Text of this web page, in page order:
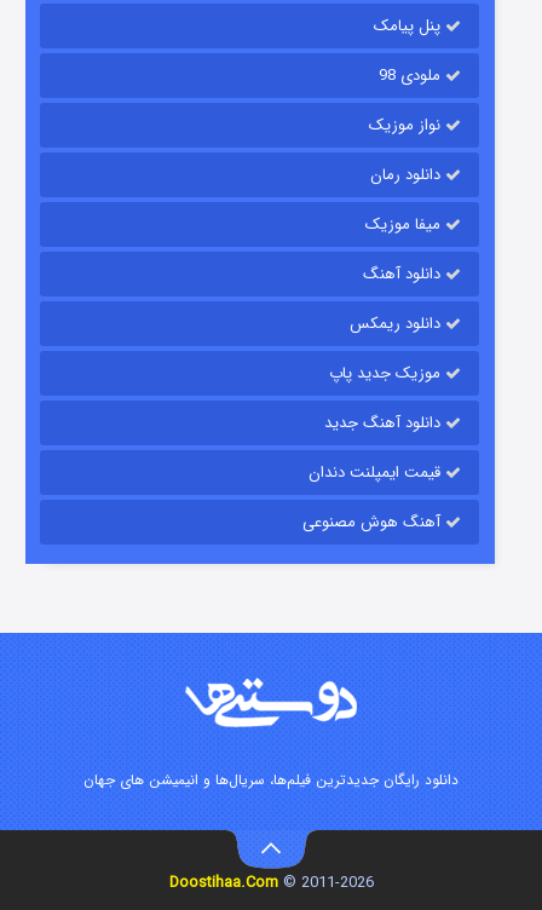
شکست استوارت در نجات جهان
قسمت
قسمت۷ (زیرنویس) منتشر شد
پنل پیامک
ملودی 98
نواز موزیک
دانلود رمان
میفا موزیک
دانلود آهنگ
دانلود ریمکس
موزیک جدید پاپ
دانلود آهنگ جدید
قیمت ایمپلنت دندان
آهنگ هوش مصنوعی
دانلود رایگان جدیدترین فیلم‌ها، سریال‌ها و انیمیشن های جهان
2011-2026 ©
Doostihaa.Com